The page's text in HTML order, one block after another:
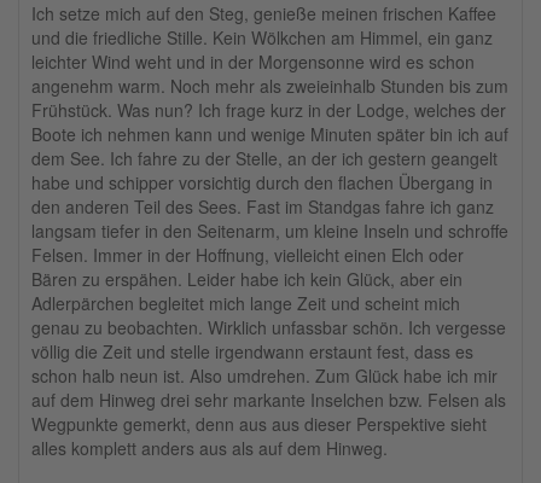
Ich setze mich auf den Steg, genieße meinen frischen Kaffee
und die friedliche Stille. Kein Wölkchen am Himmel, ein ganz
leichter Wind weht und in der Morgensonne wird es schon
angenehm warm. Noch mehr als zweieinhalb Stunden bis zum
Frühstück. Was nun? Ich frage kurz in der Lodge, welches der
Boote ich nehmen kann und wenige Minuten später bin ich auf
dem See. Ich fahre zu der Stelle, an der ich gestern geangelt
habe und schipper vorsichtig durch den flachen Übergang in
den anderen Teil des Sees. Fast im Standgas fahre ich ganz
langsam tiefer in den Seitenarm, um kleine Inseln und schroffe
Felsen. Immer in der Hoffnung, vielleicht einen Elch oder
Bären zu erspähen. Leider habe ich kein Glück, aber ein
Adlerpärchen begleitet mich lange Zeit und scheint mich
genau zu beobachten. Wirklich unfassbar schön. Ich vergesse
völlig die Zeit und stelle irgendwann erstaunt fest, dass es
schon halb neun ist. Also umdrehen. Zum Glück habe ich mir
auf dem Hinweg drei sehr markante Inselchen bzw. Felsen als
Wegpunkte gemerkt, denn aus aus dieser Perspektive sieht
alles komplett anders aus als auf dem Hinweg.